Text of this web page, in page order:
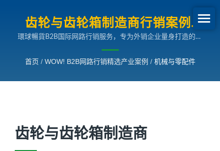
齿轮与齿轮箱制造商行销案例|
B2B网路行销SEO成长案例
環球暢貨B2B国际网路行销服务，专为外销企业量身打造的多
首页 / WOW! B2B网路行销精选产业案例 / 机械与零配件
齿轮与齿轮箱制造商